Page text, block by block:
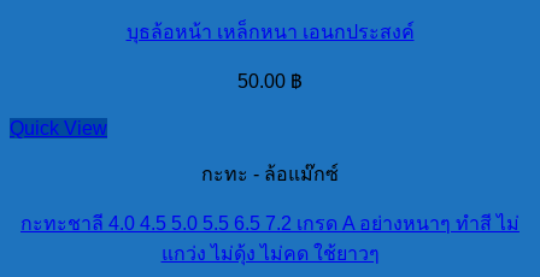
บุธล้อหน้า เหล็กหนา เอนกประสงค์
50.00 ฿
Quick View
กะทะ - ล้อแม๊กซ์
กะทะชาลี 4.0 4.5 5.0 5.5 6.5 7.2 เกรด A อย่างหนาๆ ทำสี ไม่
แกว่ง ไม่ดุ้ง ไม่คด ใช้ยาวๆ